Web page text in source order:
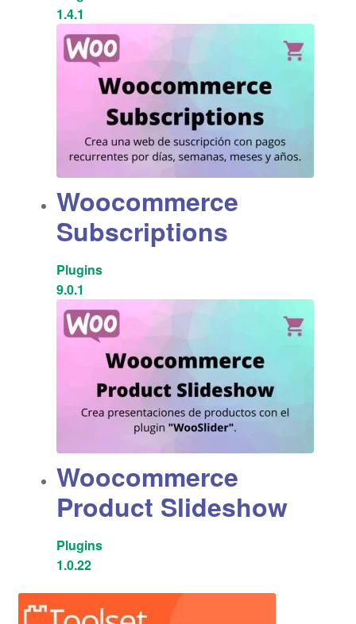
1.4.1
Woocommerce
Subscriptions
Plugins
9.0.1
Woocommerce
Product Slideshow
Plugins
1.0.22